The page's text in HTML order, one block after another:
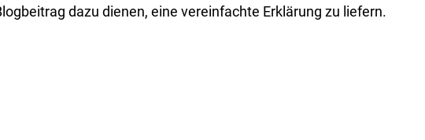
dazu dienen, eine vereinfachte Erklärung zu liefern.